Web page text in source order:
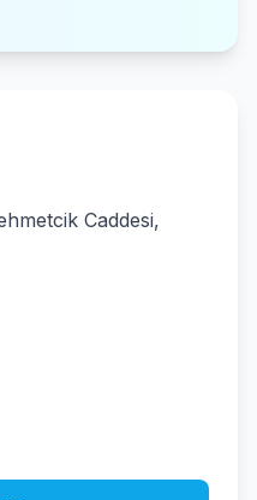
Caddesi,